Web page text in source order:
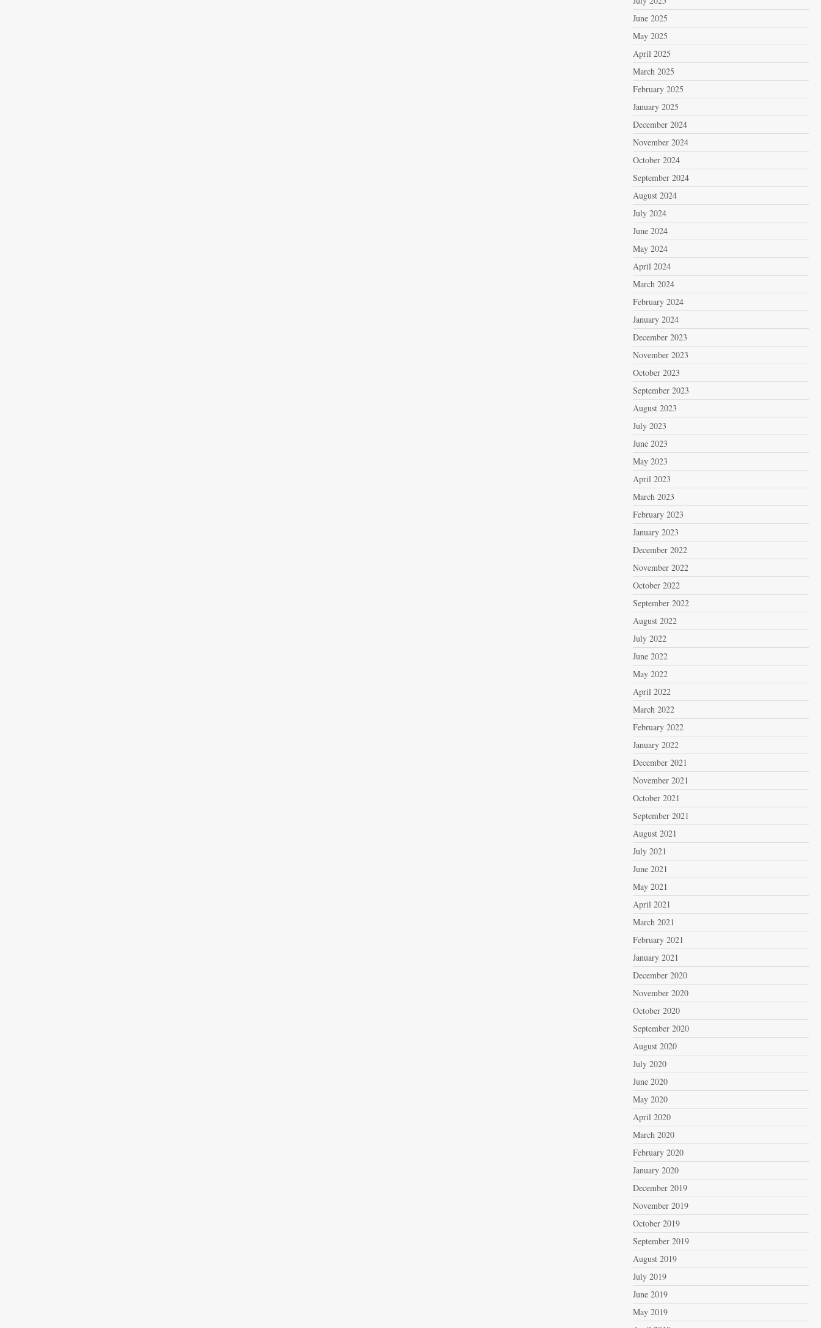
June 2025
May 2025
April 2025
March 2025
February 2025
January 2025
December 2024
November 2024
October 2024
September 2024
August 2024
July 2024
June 2024
May 2024
April 2024
March 2024
February 2024
January 2024
December 2023
November 2023
October 2023
September 2023
August 2023
July 2023
June 2023
May 2023
April 2023
March 2023
February 2023
January 2023
December 2022
November 2022
October 2022
September 2022
August 2022
July 2022
June 2022
May 2022
April 2022
March 2022
February 2022
January 2022
December 2021
November 2021
October 2021
September 2021
August 2021
July 2021
June 2021
May 2021
April 2021
March 2021
February 2021
January 2021
December 2020
November 2020
October 2020
September 2020
August 2020
July 2020
June 2020
May 2020
April 2020
March 2020
February 2020
January 2020
December 2019
November 2019
October 2019
September 2019
August 2019
July 2019
June 2019
May 2019